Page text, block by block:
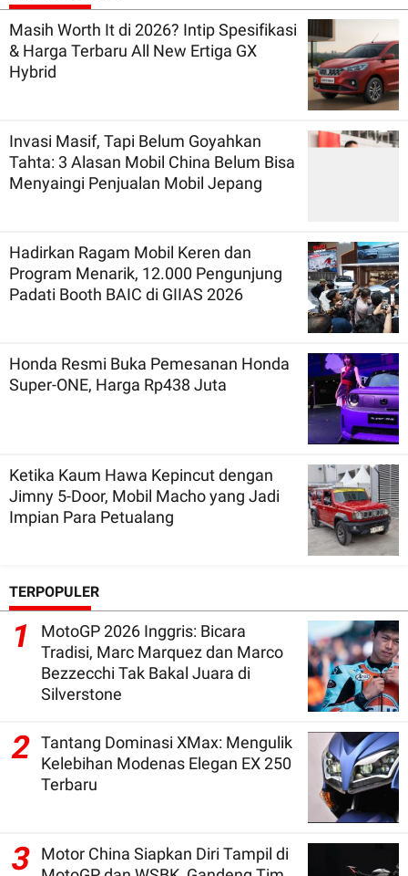
Masih Worth It di 2026? Intip Spesifikasi
& Harga Terbaru All New Ertiga GX
Hybrid
Invasi Masif, Tapi Belum Goyahkan
Tahta: 3 Alasan Mobil China Belum Bisa
Menyaingi Penjualan Mobil Jepang
Hadirkan Ragam Mobil Keren dan
Program Menarik, 12.000 Pengunjung
Padati Booth BAIC di GIIAS 2026
Honda Resmi Buka Pemesanan Honda
Super-ONE, Harga Rp438 Juta
Ketika Kaum Hawa Kepincut dengan
Jimny 5-Door, Mobil Macho yang Jadi
Impian Para Petualang
TERPOPULER
1
MotoGP 2026 Inggris: Bicara
Tradisi, Marc Marquez dan Marco
Bezzecchi Tak Bakal Juara di
Silverstone
2 Tantang Dominasi XMax: Mengulik
Kelebihan Modenas Elegan EX 250
Terbaru
3
Motor China Siapkan Diri Tampil di